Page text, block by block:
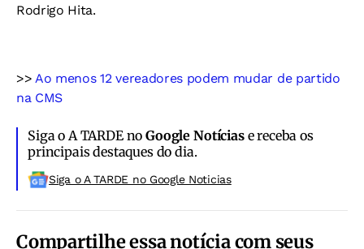
Rodrigo Hita.
>>Ao menos 12 vereadores podem mudar de partido
na CMS
Siga o A TARDE noGoogle Notíciase receba os
principais destaques do dia.
Siga o A TARDE no Google Noticias
Compartilhe essa notícia com seus